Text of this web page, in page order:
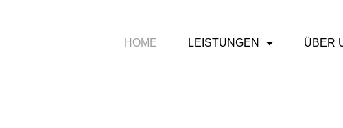
HOME LEISTUNGEN ÜBER